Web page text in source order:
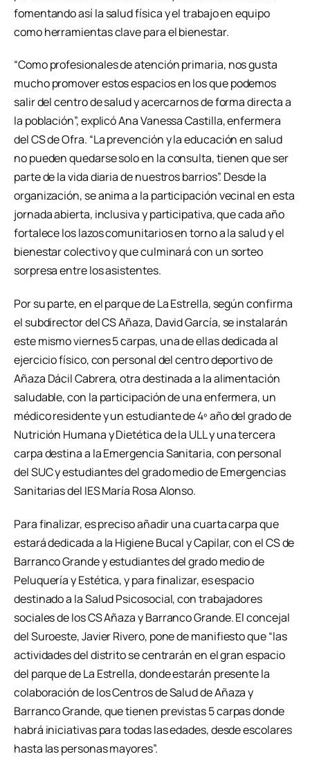
fomentando así la salud física y el trabajo en equipo
como herramientas clave para el bienestar.
“Como profesionales de atención primaria, nos gusta
mucho promover estos espacios en los que podemos
salir del centro de salud y acercarnos de forma directa a
la población”, explicó Ana Vanessa Castilla, enfermera
del CS de Ofra. “La prevención y la educación en salud
no pueden quedarse solo en la consulta, tienen que ser
parte de la vida diaria de nuestros barrios”. Desde la
organización, se anima a la participación vecinal en esta
jornada abierta, inclusiva y participativa, que cada año
fortalece los lazos comunitarios en torno a la salud y el
bienestar colectivo y que culminará con un sorteo
sorpresa entre los asistentes.
Por su parte, en el parque de La Estrella, según confirma
el subdirector del CS Añaza, David García, se instalarán
este mismo viernes 5 carpas, una de ellas dedicada al
ejercicio físico, con personal del centro deportivo de
Añaza Dácil Cabrera, otra destinada a la alimentación
saludable, con la participación de una enfermera, un
médico residente y un estudiante de 4º año del grado de
Nutrición Humana y Dietética de la ULL y una tercera
carpa destina a la Emergencia Sanitaria, con personal
del SUC y estudiantes del grado medio de Emergencias
Sanitarias del IES María Rosa Alonso.
Para finalizar, es preciso añadir una cuarta carpa que
estará dedicada a la Higiene Bucal y Capilar, con el CS de
Barranco Grande y estudiantes del grado medio de
Peluquería y Estética, y para finalizar, es espacio
destinado a la Salud Psicosocial, con trabajadores
sociales de los CS Añaza y Barranco Grande. El concejal
del Suroeste, Javier Rivero, pone de manifiesto que “las
actividades del distrito se centrarán en el gran espacio
del parque de La Estrella, donde estarán presente la
colaboración de los Centros de Salud de Añaza y
Barranco Grande, que tienen previstas 5 carpas donde
habrá iniciativas para todas las edades, desde escolares
hasta las personas mayores”.